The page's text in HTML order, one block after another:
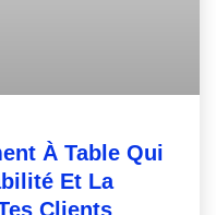
À Table Qui
Et La
Clients